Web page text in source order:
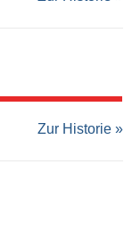
Zur Historie »